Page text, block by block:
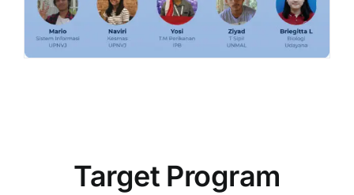
Target Program